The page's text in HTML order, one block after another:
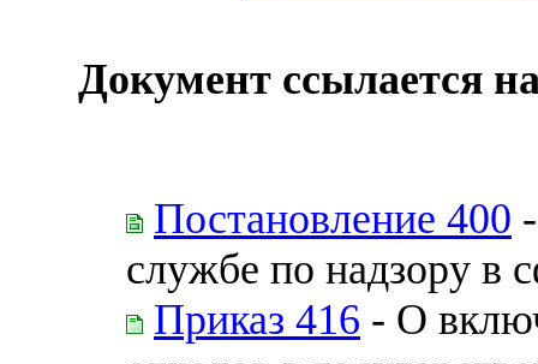
Документ ссылается
Постановление 400
службе по надзору в
Приказ 416 - О